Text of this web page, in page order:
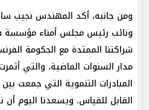
ومن جانبه، أكد المهندس نجيب
ونائب رئيس مجلس أمناء مؤسسة
شراكتنا الممتدة مع الحكومة
مدار السنوات الماضية، والتي
المبادرات التنموية التي جمعت بين
القابل للقياس. ويسعدنا اليوم أن